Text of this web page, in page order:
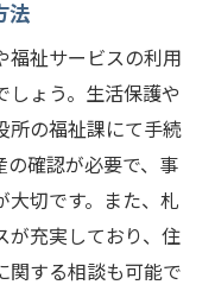
法
福祉サービスの利用
しょう。生活保護や
所の福祉課にて手続
の確認が必要で、事
切です。また、札
が充実しており、住
関する相談も可能で